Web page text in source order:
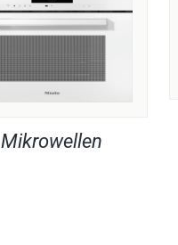
Mikrowellen